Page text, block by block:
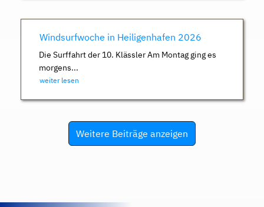
Windsurfwoche in Heiligenhafen 2026
Die Surffahrt der 10. Klässler Am Montag ging es
morgens...
weiter lesen
Weitere Beiträge anzeigen